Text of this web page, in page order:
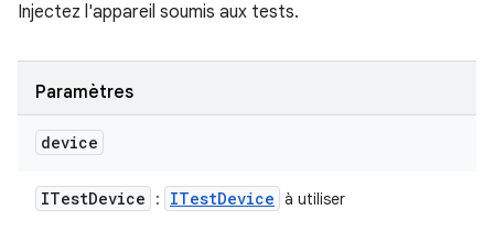
Injectez l'appareil soumis aux tests.
Paramètres
device
ITestDevice : ITestDevice à utiliser